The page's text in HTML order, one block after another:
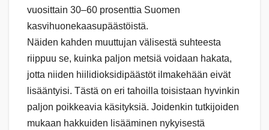
vuosittain 30–60 prosenttia Suomen
kasvihuonekaasupäästöistä.
Näiden kahden muuttujan välisestä suhteesta
riippuu se, kuinka paljon metsiä voidaan hakata,
jotta niiden hiilidioksidipäästöt ilmakehään eivät
lisääntyisi. Tästä on eri tahoilla toisistaan hyvinkin
paljon poikkeavia käsityksiä. Joidenkin tutkijoiden
mukaan hakkuiden lisääminen nykyisestä